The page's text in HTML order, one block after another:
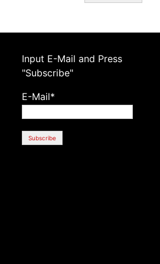
Ιnput E-Mail and Press
"Subscribe"
E-Mail*